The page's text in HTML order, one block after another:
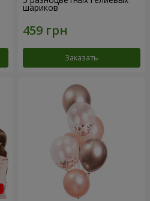
шариков
Заказать